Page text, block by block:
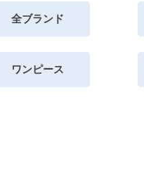
全ブランド
ワンピース